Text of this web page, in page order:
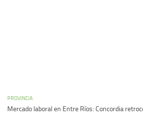
PROVINCIA
Mercado laboral en Entre Ríos: Concordia